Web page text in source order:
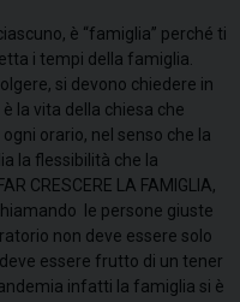
è “famiglia” perché ti
i tempi della famiglia.
si devono chiedere in
la vita della chiesa che
orario, nel senso che la
la flessibilità che la
CRESCERE LA FAMIGLIA,
le persone giuste
non deve essere solo
essere frutto di un tener
infatti la famiglia si è